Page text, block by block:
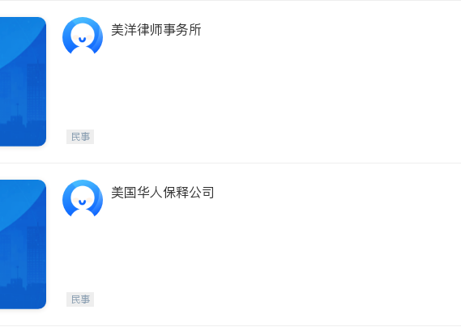
美洋律师事务所
民事
美国华人保释公司
民事